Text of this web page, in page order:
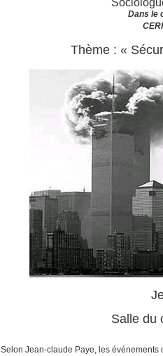
Dans le
Thème : «
Salle du
Selon Jean-claude Paye, les